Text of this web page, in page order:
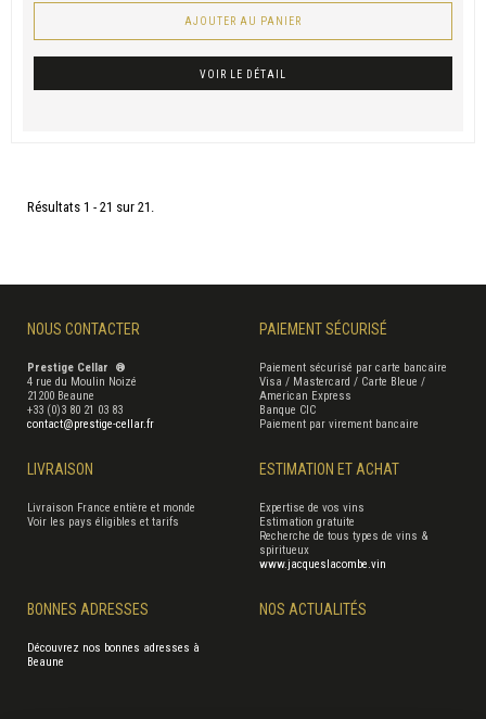
AJOUTER AU PANIER
VOIR LE DÉTAIL
Résultats 1 - 21 sur 21.
NOUS CONTACTER
Prestige Cellar ®
4 rue du Moulin Noizé
21200 Beaune
+33 (0)3 80 21 03 83
contact@prestige-cellar.fr
PAIEMENT SÉCURISÉ
Paiement sécurisé par carte bancaire
Visa / Mastercard / Carte Bleue /
American Express
Banque CIC
Paiement par virement bancaire
LIVRAISON
Livraison France entière et monde
Voir les pays éligibles et tarifs
BONNES ADRESSES
Découvrez nos bonnes adresses à
Beaune
ESTIMATION ET ACHAT
Expertise de vos vins
Estimation gratuite
Recherche de tous types de vins &
spiritueux
www.jacqueslacombe.vin
NOS ACTUALITÉS